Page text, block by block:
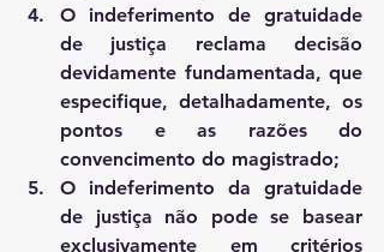
O indeferimento de gratuidade
de justiça reclama decisão
devidamente fundamentada, que
especifique, detalhadamente, os
pontos e as razões do
convencimento do magistrado;
O indeferimento da gratuidade
de justiça não pode se basear
exclusivamente em critérios